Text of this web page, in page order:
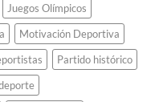
Juegos Olímpicos
Motivación Deportiva
Partido histórico